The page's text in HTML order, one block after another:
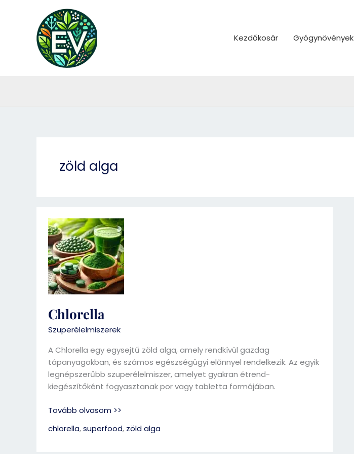
Kezdőkosár Gyógynövények
zöld alga
Chlorella
Szuperélelmiszerek
A Chlorella egy egysejtű zöld alga, amely rendkívül gazdag
tápanyagokban, és számos egészségügyi előnnyel rendelkezik. Az egyik
legnépszerűbb szuperélelmiszer, amelyet gyakran étrend-
kiegészítőként fogyasztanak por vagy tabletta formájában.
Chlorella
Tovább olvasom >>
chlorella,superfood, zöld alga